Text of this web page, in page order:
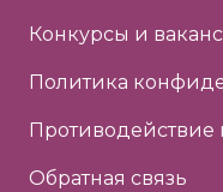
Конкурсы и
Политика
Противодействие
Обратная связь